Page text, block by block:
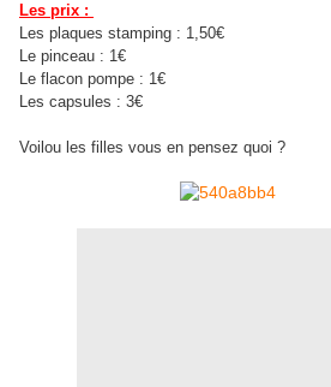
Les prix :
Les plaques stamping : 1,50€
Le pinceau : 1€
Le flacon pompe : 1€
Les capsules : 3€
Voilou les filles vous en pensez quoi ?